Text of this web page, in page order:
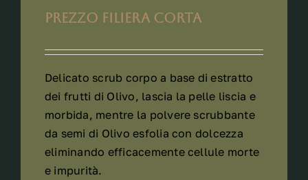
PREZZO FILIERA CORTA
Delicato scrub corpo a base di estratto
dei frutti di Olivo, lascia la pelle liscia e
morbida, mentre la polvere scrubbante
da semi di Olivo esfolia con dolcezza
eliminando efficacemente cellule morte
e impurità.